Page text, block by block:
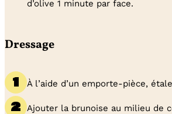
d’olive 1 minute par face.
Dressage
À l’aide d’un emporte-pièce,
Ajouter la brunoise au milieu de